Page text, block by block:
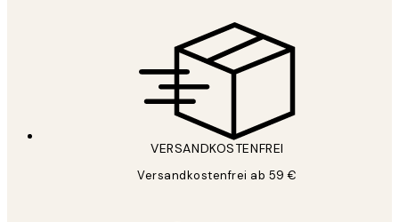
VERSANDKOSTENFREI
Versandkostenfrei ab 59 €